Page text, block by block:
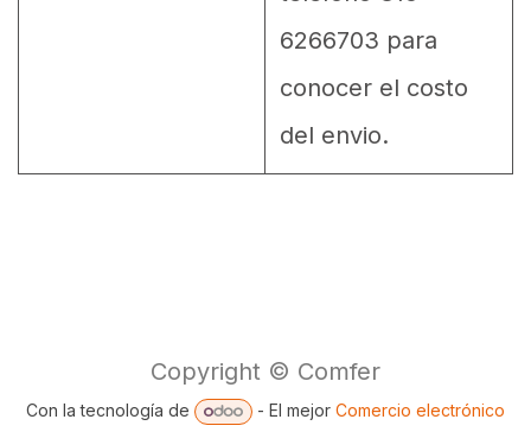
6266703 para
conocer el costo
del envio.
Copyright © Comfer
Con la tecnología de - El mejor Comercio electrónico